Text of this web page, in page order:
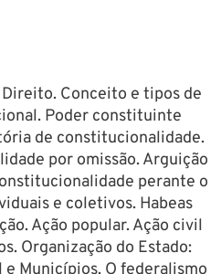
Conceito e tipos de
Poder constituinte
de constitucionalidade.
por omissão. Arguição
perante o
e coletivos. Habeas
Ação popular. Ação civil
Organização do Estado:
Municípios. O federalismo